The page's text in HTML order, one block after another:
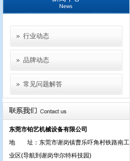
行业动态
品牌动态
常见问题解答
东莞市铂艺机械设备有限公司
地 址：东莞市谢岗镇曹乐吓角村铁路南工
业区(导航到谢岗华尔特科技园)